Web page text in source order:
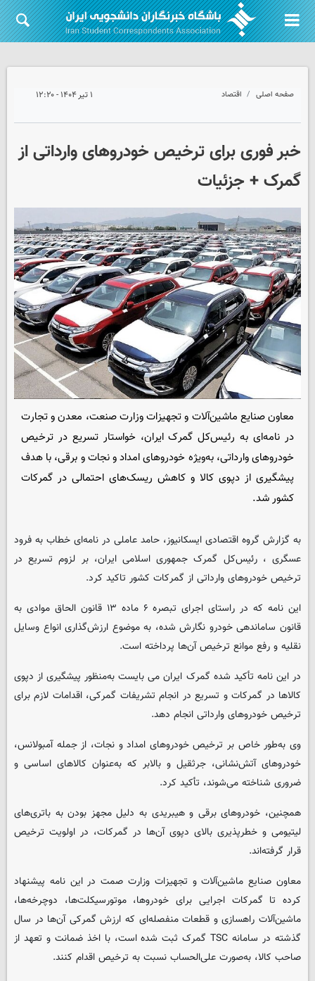
صفحه اصلی اقتصاد ۱ تیر ۱۴۰۴ - ۱۲:۲۰
خبر فوری برای ترخیص خودروهای وارداتی از
گمرک + جزئیات
معاون صنایع ماشین‌آلات و تجهیزات وزارت صنعت، معدن و تجارت
در نامه‌ای به رئیس‌کل گمرک ایران، خواستار تسریع در ترخیص
خودروهای وارداتی، به‌ویژه خودروهای امداد و نجات و برقی، با هدف
پیشگیری از دپوی کالا و کاهش ریسک‌های احتمالی در گمرکات
کشور شد.
به گزارش گروه اقتصادی ایسکانیوز، حامد عاملی در نامه‌ای خطاب به فرود
عسگری ، رئیس‌کل گمرک جمهوری اسلامی ایران، بر لزوم تسریع در
ترخیص خودروهای وارداتی از گمرکات کشور تاکید کرد.
این نامه که در راستای اجرای تبصره ۶ ماده ۱۳ قانون الحاق موادی به
قانون ساماندهی خودرو نگارش شده، به موضوع ارزش‌گذاری انواع وسایل
نقلیه و رفع موانع ترخیص آن‌ها پرداخته است.
در این نامه تأکید شده گمرک ایران می بایست به‌منظور پیشگیری از دپوی
کالاها در گمرکات و تسریع در انجام تشریفات گمرکی، اقدامات لازم برای
ترخیص خودروهای وارداتی انجام دهد.
وی به‌طور خاص بر ترخیص خودروهای امداد و نجات، از جمله آمبولانس،
خودروهای آتش‌نشانی، جرثقیل و بالابر که به‌عنوان کالاهای اساسی و
ضروری شناخته می‌شوند، تأکید کرد.
همچنین، خودروهای برقی و هیبریدی به دلیل مجهز بودن به باتری‌های
لیتیومی و خطرپذیری بالای دپوی آن‌ها در گمرکات، در اولویت ترخیص
قرار گرفته‌اند.
معاون صنایع ماشین‌آلات و تجهیزات وزارت صمت در این نامه پیشنهاد
کرده تا گمرکات اجرایی برای خودروها، موتورسیکلت‌ها، دوچرخه‌ها،
ماشین‌آلات راهسازی و قطعات منفصله‌ای که ارزش گمرکی آن‌ها در سال
گذشته در سامانه TSC گمرک ثبت شده است، با اخذ ضمانت و تعهد از
صاحب کالا، به‌صورت علی‌الحساب نسبت به ترخیص اقدام کنند.